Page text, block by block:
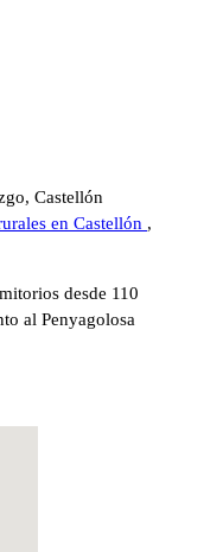
Castellón
en Castellón ,
desde 110
al Penyagolosa